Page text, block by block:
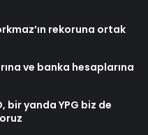
rekoruna ortak
ve banka hesaplarına
bir yanda YPG biz de